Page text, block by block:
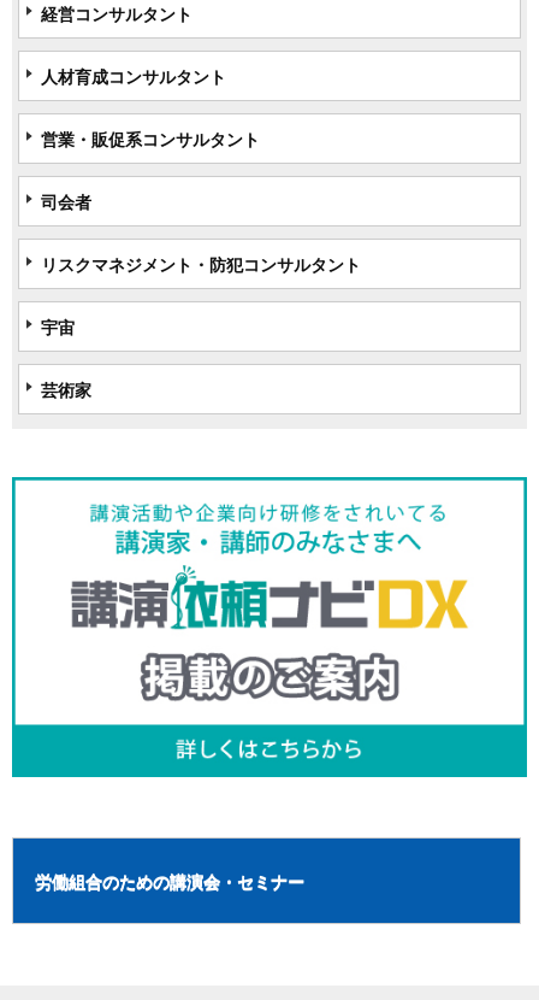
経営コンサルタント
人材育成コンサルタント
営業・販促系コンサルタント
司会者
リスクマネジメント・防犯コンサルタント
宇宙
芸術家
労働組合のための講演会・セミナー